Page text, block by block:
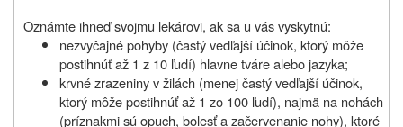
Oznámte ihneď svojmu lekárovi, ak sa u vás vyskytnú:
nezvyčajné pohyby (častý vedľajší účinok, ktorý môže
postihnúť až 1 z 10 ľudí) hlavne tváre alebo jazyka;
krvné zrazeniny v žilách (menej častý vedľajší účinok,
ktorý môže postihnúť až 1 zo 100 ľudí), najmä na nohách
(príznakmi sú opuch, bolesť a začervenanie nohy), ktoré